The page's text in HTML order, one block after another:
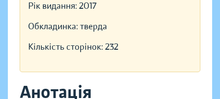
Рік видання: 2017
Обкладинка: тверда
Кількість сторінок: 232
Анотація